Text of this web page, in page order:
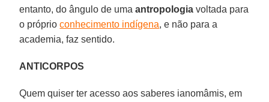
entanto, do ângulo de umaantropologia voltada para
o próprioconhecimento indígena, e não para a
academia, faz sentido.
ANTICORPOS
Quem quiser ter acesso aos saberes ianomâmis, em